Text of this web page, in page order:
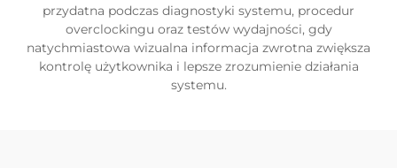
przydatna podczas diagnostyki systemu, procedur
overclockingu oraz testów wydajności, gdy
natychmiastowa wizualna informacja zwrotna zwiększa
kontrolę użytkownika i lepsze zrozumienie działania
systemu.